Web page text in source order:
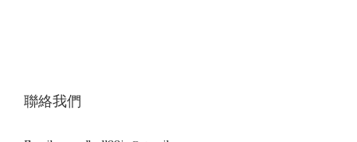
聯絡我們